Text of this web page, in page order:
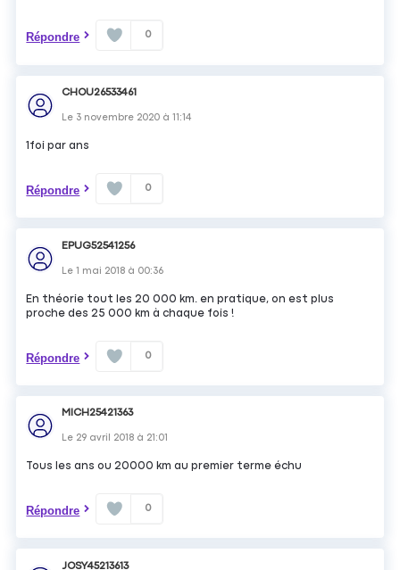
Répondre 0
CHOU26533461
Le 3 novembre 2020 à11:14
1foi par ans
Répondre 0
EPUG52541256
Le1 mai 2018 à 00:36
En théorie tout les 20 000 km. en pratique, on est plus
proche des 25 000 km à chaque fois !
Répondre 0
MICH25421363
Le 29 avril 2018 à 21:01
Tous les ans ou 20000 km au premier terme échu
Répondre 0
JOSY45213613